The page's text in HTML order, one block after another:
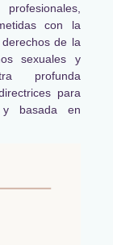
con la
de la
sexuales y
profunda
para
y basada en